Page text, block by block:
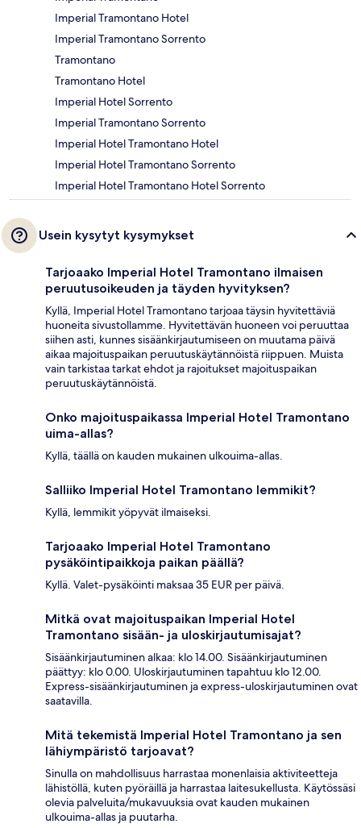
Imperial Tramontano Hotel
Imperial Tramontano Sorrento
Tramontano
Tramontano Hotel
Imperial Hotel Sorrento
Imperial Tramontano Sorrento
Imperial Hotel Tramontano Hotel
Imperial Hotel Tramontano Sorrento
Imperial Hotel Tramontano Hotel Sorrento
Usein kysytyt kysymykset
Tarjoaako Imperial Hotel Tramontano ilmaisen
peruutusoikeuden ja täyden hyvityksen?
Kyllä, Imperial Hotel Tramontano tarjoaa täysin hyvitettäviä
huoneita sivustollamme. Hyvitettävän huoneen voi peruuttaa
siihen asti, kunnes sisäänkirjautumiseen on muutama päivä
aikaa majoituspaikan peruutuskäytännöistä riippuen. Muista
vain tarkistaa tarkat ehdot ja rajoitukset majoituspaikan
peruutuskäytännöistä.
Onko majoituspaikassa Imperial Hotel Tramontano
uima-allas?
Kyllä, täällä on kauden mukainen ulkouima-allas.
Salliiko Imperial Hotel Tramontano lemmikit?
Kyllä, lemmikit yöpyvät ilmaiseksi.
Tarjoaako Imperial Hotel Tramontano
pysäköintipaikkoja paikan päällä?
Kyllä. Valet-pysäköinti maksaa 35 EUR per päivä.
Mitkä ovat majoituspaikan Imperial Hotel
Tramontano sisään- ja uloskirjautumisajat?
Sisäänkirjautuminen alkaa: klo 14.00. Sisäänkirjautuminen
päättyy: klo 0.00. Uloskirjautuminen tapahtuu klo 12.00.
Express-sisäänkirjautuminen ja express-uloskirjautuminen ovat
saatavilla.
Mitä tekemistä Imperial Hotel Tramontano ja sen
lähiympäristö tarjoavat?
Sinulla on mahdollisuus harrastaa monenlaisia aktiviteetteja
lähistöllä, kuten pyöräillä ja harrastaa laitesukellusta. Käytössäsi
olevia palveluita/mukavuuksia ovat kauden mukainen
ulkouima-allas ja puutarha.